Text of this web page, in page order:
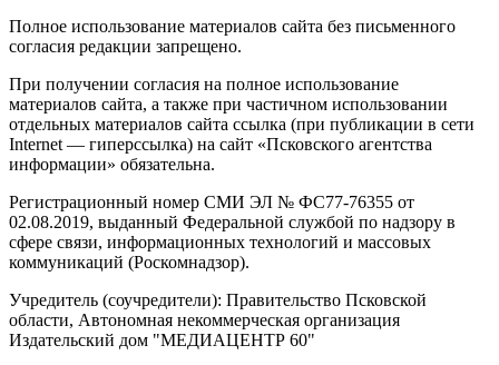
Полное использование материалов сайта без письменного
согласия редакции запрещено.
При получении согласия на полное использование
материалов сайта, а также при частичном использовании
отдельных материалов сайта ссылка (при публикации в сети
Internet — гиперссылка) на сайт «Псковского агентства
информации» обязательна.
Регистрационный номер СМИ ЭЛ № ФС77-76355 от
02.08.2019, выданный Федеральной службой по надзору в
сфере связи, информационных технологий и массовых
коммуникаций (Роскомнадзор).
Учредитель (соучредители): Правительство Псковской
области, Автономная некоммерческая организация
Издательский дом "МЕДИАЦЕНТР 60"